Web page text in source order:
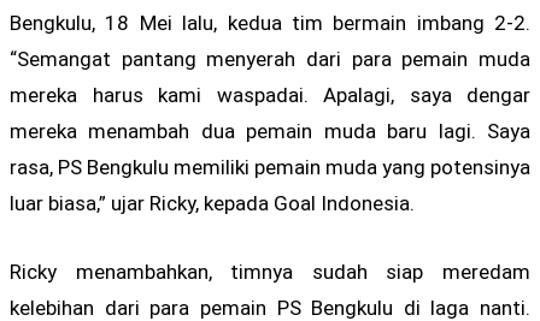
Bengkulu, 18 Mei lalu, kedua tim bermain imbang 2-2.
“Semangat pantang menyerah dari para pemain muda
mereka harus kami waspadai. Apalagi, saya dengar
mereka menambah dua pemain muda baru lagi. Saya
rasa, PS Bengkulu memiliki pemain muda yang potensinya
luar biasa,” ujar Ricky, kepada Goal Indonesia.
Ricky menambahkan, timnya sudah siap meredam
kelebihan dari para pemain PS Bengkulu di laga nanti.